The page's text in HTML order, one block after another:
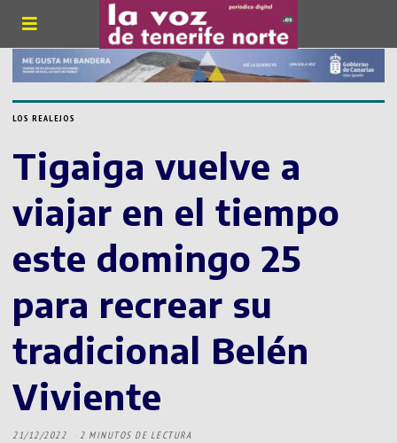
LOS REALEJOS
Tigaiga vuelve a
viajar en el tiempo
este domingo 25
para recrear su
tradicional Belén
Viviente
21/12/2022 2 MINUTOS DE LECTURA